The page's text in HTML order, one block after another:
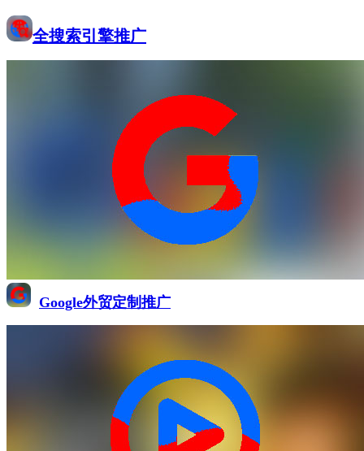
全搜索引擎推广
Google外贸定制推广